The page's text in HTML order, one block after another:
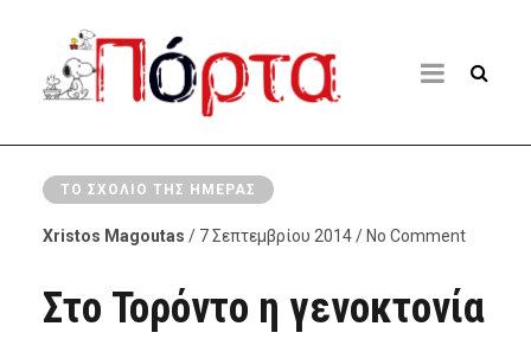
ΤΟ ΣΧΌΛΙΟ ΤΗΣ ΗΜΈΡΑΣ
Xristos Magoutas / 7 Σεπτεμβρίου 2014 / No Comment
Στο Τορόντο η γενοκτονία